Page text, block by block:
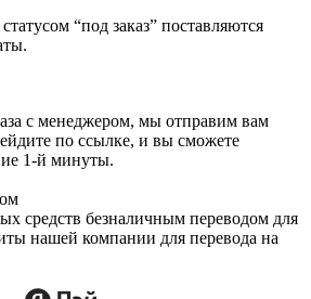
“под заказ” поставляются
с менеджером, мы отправим вам
по ссылке, и вы сможете
1-й минуты.
средств безналичным переводом для
нашей компании для перевода на